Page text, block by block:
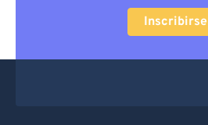
Inscribirse